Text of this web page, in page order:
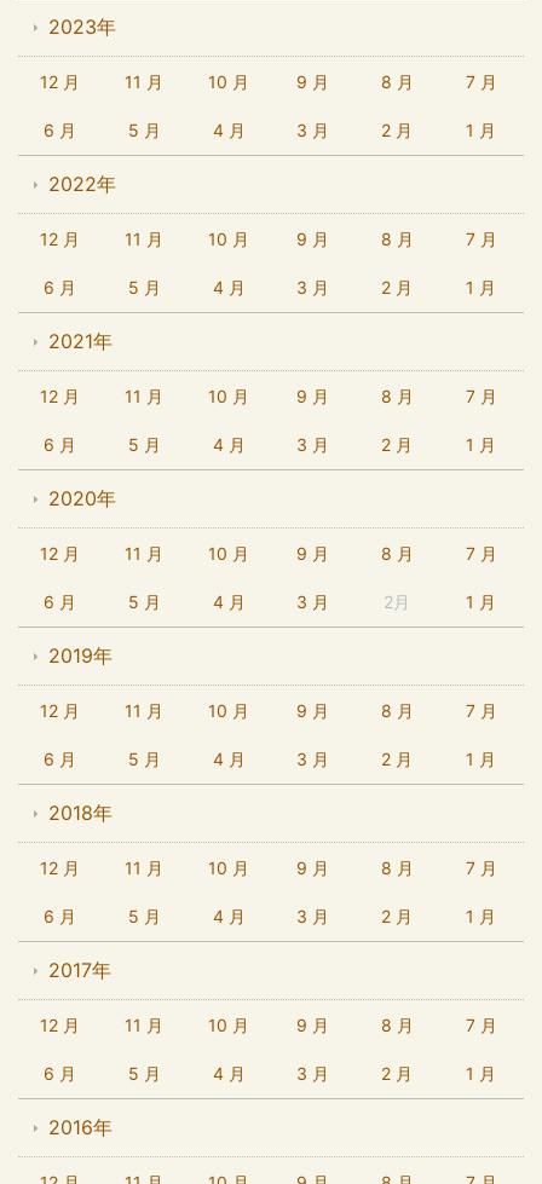
2023年
12 月 11 月 10 月 9 月 8 月 7 月
6 月 5 月 4 月 3 月 2 月 1 月
2022年
12 月 11 月 10 月 9 月 8 月 7 月
6 月 5 月 4 月 3 月 2 月 1 月
2021年
12 月 11 月 10 月 9 月 8 月 7 月
6 月 5 月 4 月 3 月 2 月 1 月
2020年
12 月 11 月 10 月 9 月 8 月 7 月
6 月 5 月 4 月 3 月 2月 1 月
2019年
12 月 11 月 10 月 9 月 8 月 7 月
6 月 5 月 4 月 3 月 2 月 1 月
2018年
12 月 11 月 10 月 9 月 8 月 7 月
6 月 5 月 4 月 3 月 2 月 1 月
2017年
12 月 11 月 10 月 9 月 8 月 7 月
6 月 5 月 4 月 3 月 2 月 1 月
2016年